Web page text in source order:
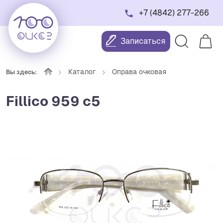
+7 (4842) 277-266
Записаться
Вы здесь: Каталог Оправа очковая
Fillico 959 c5